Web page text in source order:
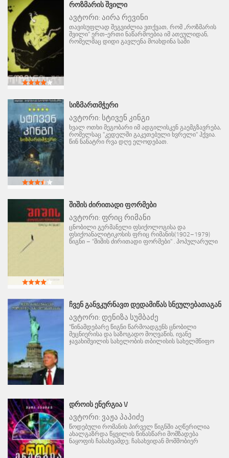
ᲠᲝᲖᲛᲐᲠᲘᲡ ᲨᲕᲘᲚᲘ
ავტორი: აირა რევინი
თავისუფლად შეგვიძლია ვთქვათ, რომ „როზმარის
შვილი" ერთ-ერთი ნაწარმოებია იმ ათეულიდან,
რომელმაც დიდი გავლენა მოახდინა საში
ᲡᲘᲖᲛᲐᲠᲗᲛᲭᲔᲠᲘ
ავტორი: სტივენ კინგი
ხვალ ოთხი მეგობარი იმ ადგილისკენ გაემგზავრება,
რომელსაც "კედელში გაკეთებული ხვრელი" ჰქვია.
წინ ნანატრი რვა დღე ელოდებათ.
ᲨᲘᲨᲘᲡ ᲫᲘᲠᲘᲗᲐᲓᲘ ᲤᲝᲠᲛᲔᲑᲘ
ავტორი: ფრიც რიმანი
ცნობილი გერმანელი ფსიქოლოგისა და
ფსიქოანალიტიკოსის ფრიც რიმანის(1902–1979)
წიგნი – "შიშის ძირითადი ფორმები" . პოპულარული
ᲩᲕᲔᲜ ᲒᲐᲜᲕᲙᲣᲠᲜᲐᲕᲗ ᲓᲔᲓᲐᲛᲘᲬᲐᲡ ᲡᲜᲔᲣᲚᲔᲑᲐᲗᲐᲒᲐᲜ
ავტორი: დენიზა სუმბაძე
"წინამდებარე წიგნი წარმოადგენს ცნობილი
მეცნიერისა და საზოგადო მოღვაწის, ივანე
ჯავახიშვილის სახელობის თბილისის სახელმწიფო
ᲓᲠᲝᲘᲡ ᲔᲜᲔᲠᲒᲘᲐ V
ავტორი: ვაჟა პაპიძე
წოდებული რომანის პირველ წიგნში აღწერილია
ახალგაზრდა წყვილის წინასწარი მომზადება
ნაყოფის ჩასახვამდე; ჩასახვიდან მომშობიერ